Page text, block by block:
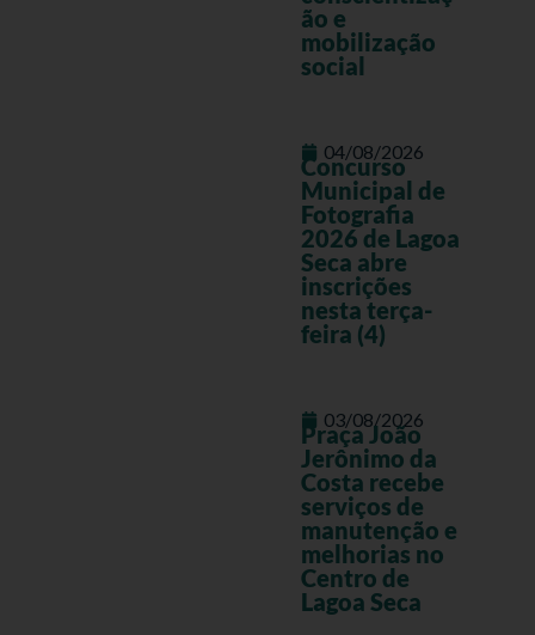
ão e
mobilização
social
04/08/2026
Concurso
Municipal de
Fotografia
2026 de Lagoa
Seca abre
inscrições
nesta terça-
feira (4)
03/08/2026
Praça João
Jerônimo da
Costa recebe
serviços de
manutenção e
melhorias no
Centro de
Lagoa Seca